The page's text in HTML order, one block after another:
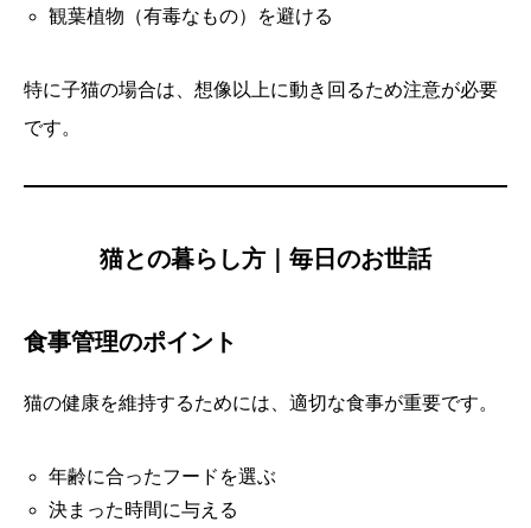
観葉植物（有毒なもの）を避ける
特に子猫の場合は、想像以上に動き回るため注意が必要
です。
猫との暮らし方｜毎日のお世話
食事管理のポイント
猫の健康を維持するためには、適切な食事が重要です。
年齢に合ったフードを選ぶ
決まった時間に与える